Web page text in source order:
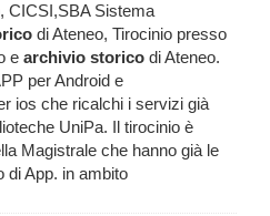
CICSI,SBA Sistema
di Ateneo, Tirocinio presso
e archivio storico di Ateneo.
per Android e
ios che ricalchi i servizi già
UniPa. Il tirocinio è
Magistrale che hanno già le
di App. in ambito